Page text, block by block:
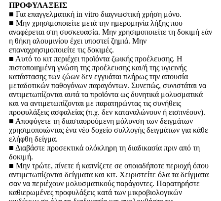
ΠΡΟΦΥΛΑΞΕΙΣ
■ Για επαγγελματική in vitro διαγνωστική χρήση μόνο.
■ Μην χρησιμοποιείτε μετά την ημερομηνία λήξης που
αναφέρεται στη συσκευασία. Μην χρησιμοποιείτε τη δοκιμή εάν
η θήκη αλουμινίου έχει υποστεί ζημιά. Μην
επαναχρησιμοποιείτε τις δοκιμές.
■ Αυτό το κιτ περιέχει προϊόντα ζωικής προέλευσης. Η
πιστοποιημένη γνώση της προέλευσης και/ή της υγιεινής
κατάστασης των ζώων δεν εγγυάται πλήρως την απουσία
μεταδοτικών παθογόνων παραγόντων. Συνεπώς, συνιστάται να
αντιμετωπίζονται αυτά τα προϊόντα ως δυνητικά μολυσματικά
και να αντιμετωπίζονται με παρατηρώντας τις συνήθεις
προφυλάξεις ασφαλείας (π.χ. δεν καταναλώνουν ή εισπνέουν).
■ Αποφύγετε τη διασταυρούμενη μόλυνση των δειγμάτων
χρησιμοποιώντας ένα νέο δοχείο συλλογής δειγμάτων για κάθε
ελήφθη δείγμα.
■ Διαβάστε προσεκτικά ολόκληρη τη διαδικασία πριν από τη
δοκιμή.
■ Μην τρώτε, πίνετε ή καπνίζετε σε οποιαδήποτε περιοχή όπου
αντιμετωπίζονται δείγματα και κιτ. Χειριστείτε όλα τα δείγματα
σαν να περιέχουν μολυσματικούς παράγοντες. Παρατηρήστε
καθιερωμένες προφυλάξεις κατά των μικροβιολογικών